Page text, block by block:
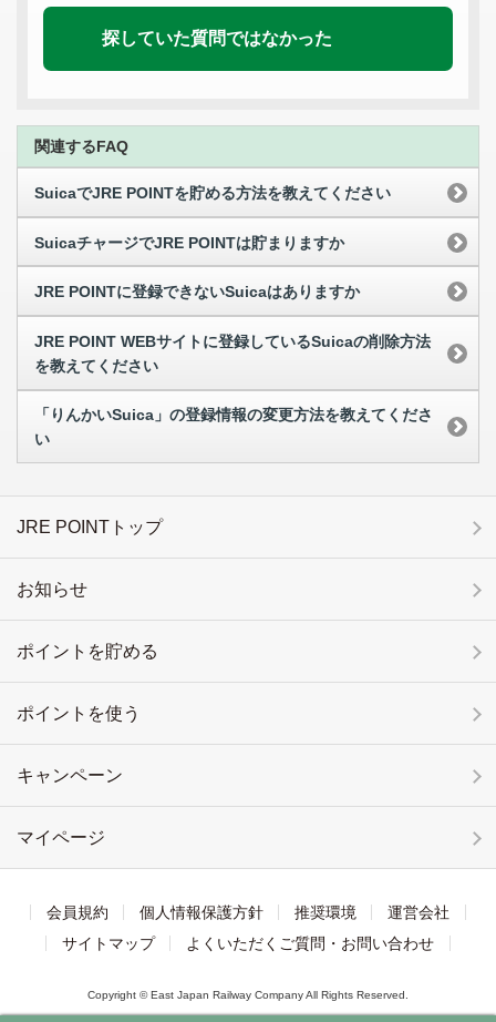
探していた質問ではなかった
関連するFAQ
SuicaでJRE POINTを貯める方法を教えてください
SuicaチャージでJRE POINTは貯まりますか
JRE POINTに登録できないSuicaはありますか
JRE POINT WEBサイトに登録しているSuicaの削除方法
を教えてください
「りんかいSuica」の登録情報の変更方法を教えてくださ
い
JRE POINTトップ
お知らせ
ポイントを貯める
ポイントを使う
キャンペーン
マイページ
会員規約 個人情報保護方針 推奨環境
運営会社
サイトマップ
よくいただくご質問・お問い合わせ
Copyright © East Japan Railway Company All Rights Reserved.